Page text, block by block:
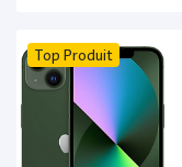
Top Produit